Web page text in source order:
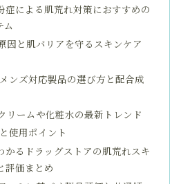
症による肌荒れ対策におすすめの
ム
因と肌バリアを守るスキンケア
ンズ対応製品の選び方と配合成
リームや化粧水の最新トレンド
使用ポイント
かるドラッグストアの肌荒れスキ
評価まとめ